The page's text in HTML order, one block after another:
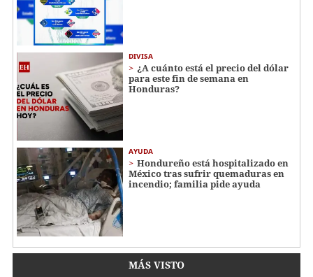
DIVISA
¿A cuánto está el precio del dólar
para este fin de semana en
Honduras?
AYUDA
Hondureño está hospitalizado en
México tras sufrir quemaduras en
incendio; familia pide ayuda
MÁS VISTO